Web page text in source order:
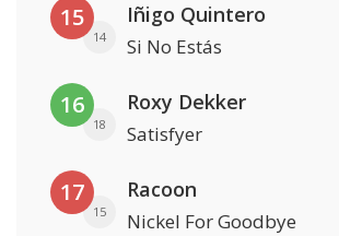
15
14
Iñigo Quintero
Si No Estás
16
18
Roxy Dekker
Satisfyer
17
15
Racoon
Nickel For Goodbye